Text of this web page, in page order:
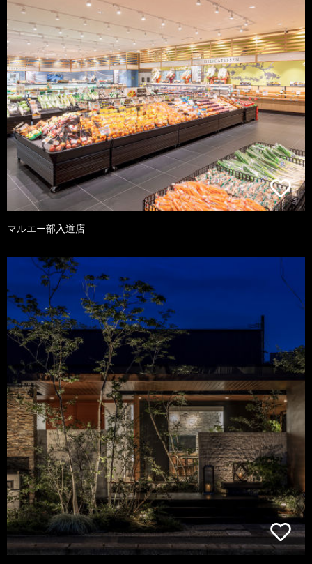
マルエー部入道店